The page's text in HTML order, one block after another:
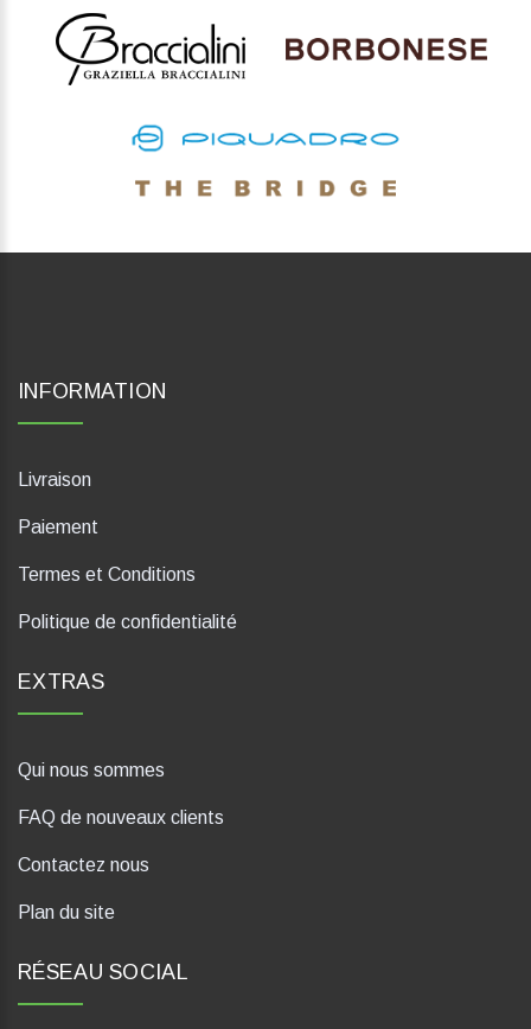
INFORMATION
Livraison
Paiement
Termes et Conditions
Politique de confidentialité
EXTRAS
Qui nous sommes
FAQ de nouveaux clients
Contactez nous
Plan du site
RÉSEAU SOCIAL